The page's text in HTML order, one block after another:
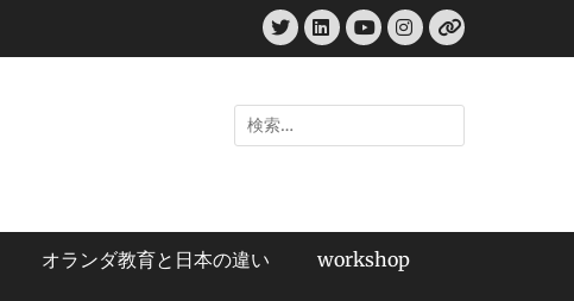
TwitterLinkedIn
YouTube
Instagram
リ
ン
検
索:
オランダ教育と日本の違い workshop